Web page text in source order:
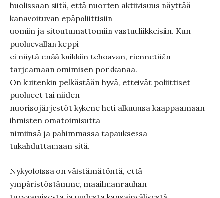
huolissaan siitä, että nuorten aktiivisuus näyttää
kanavoituvan epäpoliittisiin
uomiin ja sitoutumattomiin vastuuliikkeisiin. Kun
puoluevallan keppi
ei näytä enää kaikkiin tehoavan, riennetään
tarjoamaan omimisen porkkanaa.
On kuitenkin pelkästään hyvä, etteivät poliittiset
puolueet tai niiden
nuorisojärjestöt kykene heti alkuunsa kaappaamaan
ihmisten omatoimisutta
nimiinsä ja pahimmassa tapauksessa
tukahduttamaan sitä.
Nykyoloissa on väistämätöntä, että
ympäristöstämme, maailmanrauhan